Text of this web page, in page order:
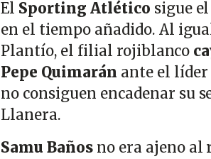
El Sporting Atlético sigue
en el tiempo añadido. Al
Plantío, el filial rojiblanco
Pepe Quimarán ante el líder
no consiguen encadenar su
Llanera.
Samu Bañosno era ajeno al